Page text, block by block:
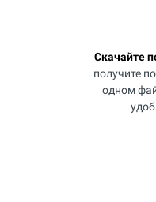
Скачайте
получите
одном